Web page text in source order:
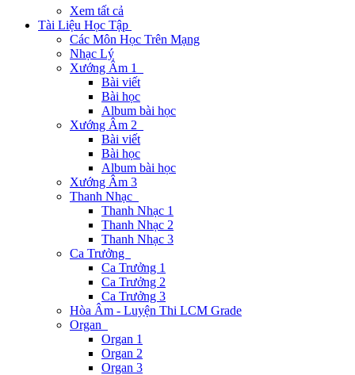
Xem tất cả
Tài Liệu Học Tập
Các Môn Học Trên Mạng
Nhạc Lý
Xướng Âm 1
Bài viết
Bài học
Album bài học
Xướng Âm 2
Bài viết
Bài học
Album bài học
Xướng Âm 3
Thanh Nhạc
Thanh Nhạc 1
Thanh Nhạc 2
Thanh Nhạc 3
Ca Trưởng
Ca Trưởng 1
Ca Trưởng 2
Ca Trưởng 3
Hòa Âm - Luyện Thi LCM Grade
Organ
Organ 1
Organ 2
Organ 3